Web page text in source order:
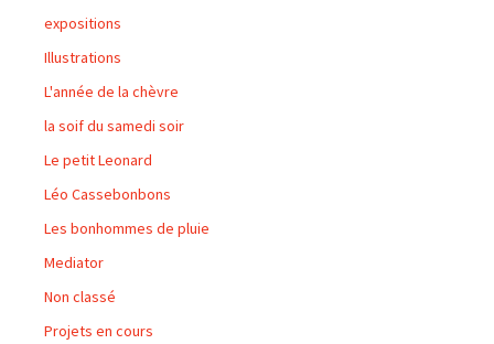
expositions
Illustrations
L'année de la chèvre
la soif du samedi soir
Le petit Leonard
Léo Cassebonbons
Les bonhommes de pluie
Mediator
Non classé
Projets en cours